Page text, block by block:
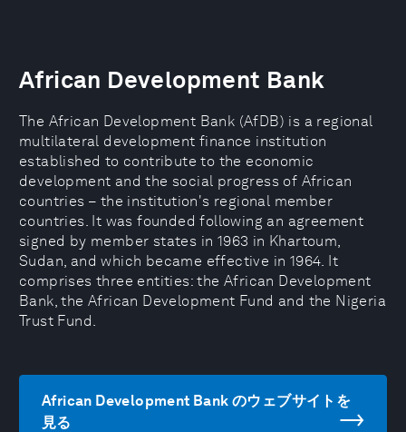
African Development Bank
The African Development Bank (AfDB) is a regional
multilateral development finance institution
established to contribute to the economic
development and the social progress of African
countries – the institution's regional member
countries. It was founded following an agreement
signed by member states in 1963 in Khartoum,
Sudan, and which became effective in 1964. It
comprises three entities: the African Development
Bank, the African Development Fund and the Nigeria
Trust Fund.
African Development Bank のウェブサイトを
見る